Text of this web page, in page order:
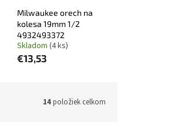
Milwaukee orech na
kolesa 19mm 1/2
4932493372
Skladom (4 ks)
€13,53
14položiek celkom